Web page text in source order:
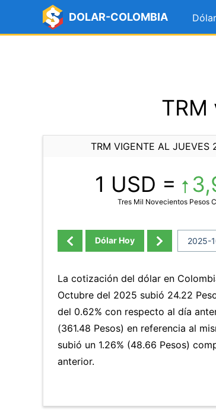
DOLAR-COLOMBIA
TRM VIGENTE AL JUEVES
1 USD =
Tres Mil Novecientos Pesos
Dólar Hoy
La cotización del dólar en
Octubre del 2025 subió 24.22
del 0.62% con respecto al día
(361.48 Pesos) en referencia al
subió un 1.26% (48.66 Pesos)
anterior.